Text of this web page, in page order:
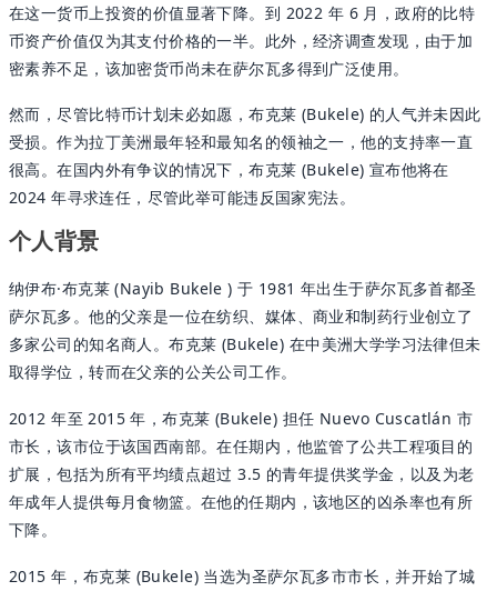
在这一货币上投资的价值显著下降。到 2022 年 6 月，政府的比特
币资产价值仅为其支付价格的一半。此外，经济调查发现，由于加
密素养不足，该加密货币尚未在萨尔瓦多得到广泛使用。
然而，尽管比特币计划未必如愿，布克莱 (Bukele) 的人气并未因此
受损。作为拉丁美洲最年轻和最知名的领袖之一，他的支持率一直
很高。在国内外有争议的情况下，布克莱 (Bukele) 宣布他将在
2024 年寻求连任，尽管此举可能违反国家宪法。
个人背景
纳伊布·布克莱 (Nayib Bukele ) 于 1981 年出生于萨尔瓦多首都圣
萨尔瓦多。他的父亲是一位在纺织、媒体、商业和制药行业创立了
多家公司的知名商人。布克莱 (Bukele) 在中美洲大学学习法律但未
取得学位，转而在父亲的公关公司工作。
2012 年至 2015 年，布克莱 (Bukele) 担任 Nuevo Cuscatlán 市
市长，该市位于该国西南部。在任期内，他监管了公共工程项目的
扩展，包括为所有平均绩点超过 3.5 的青年提供奖学金，以及为老
年成年人提供每月食物篮。在他的任期内，该地区的凶杀率也有所
下降。
2015 年，布克莱 (Bukele) 当选为圣萨尔瓦多市市长，并开始了城